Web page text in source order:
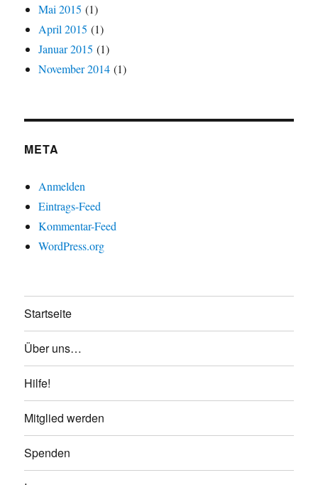
Mai 2015 (1)
April 2015 (1)
Januar 2015 (1)
November 2014 (1)
META
Anmelden
Eintrags-Feed
Kommentar-Feed
WordPress.org
Startseite
Über uns…
Hilfe!
Mitglied werden
Spenden